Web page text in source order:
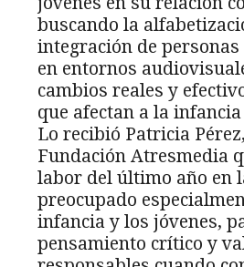
buscando la
integración de
en entornos
cambios reales y
que afectan a la
Lo recibió Patricia
Fundación Atresmedia
labor del último año en
preocupado
infancia y los jóvenes,
pensamiento crítico y